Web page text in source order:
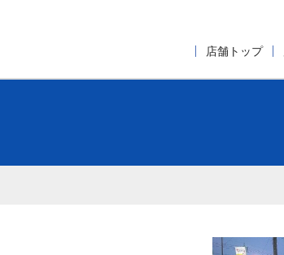
店舗トップ